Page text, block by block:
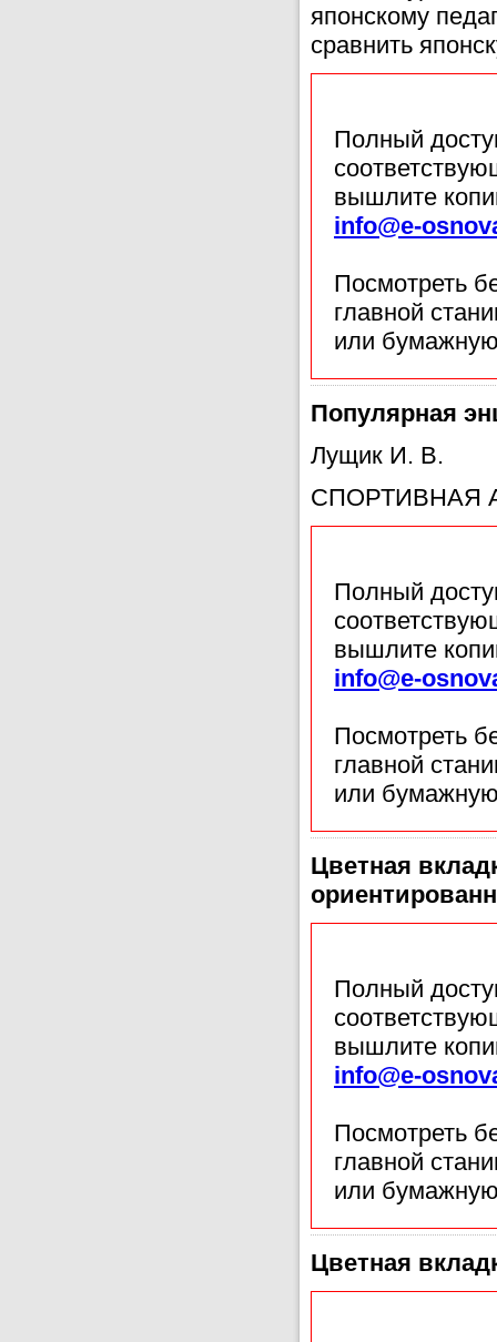
японскому
сравнить
Полный
вышлите
info@e-
Посмотреть
главной
или
Популярная
Лущик И. В.
СПОРТИВНАЯ
Полный
вышлите
info@e-
Посмотреть
главной
или
Цветная
Полный
вышлите
info@e-
Посмотреть
главной
или
Цветная